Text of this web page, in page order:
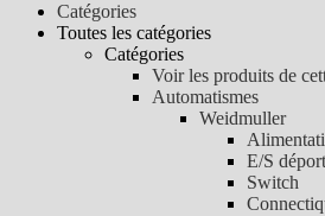
Catégories
Toutes les catégories
Catégories
Voir les produits de
Automatismes
Weidmuller
E/S
Switch